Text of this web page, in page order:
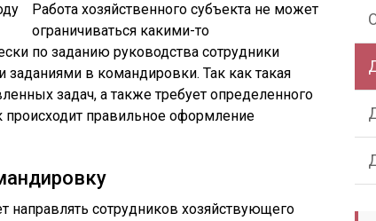
Работа хозяйственного субъекта не может
ограничиваться какими-то
по заданию руководства сотрудники
в командировки. Так как такая
задач, а также требует определенного
происходит правильное оформление
направлять сотрудников хозяйствующего